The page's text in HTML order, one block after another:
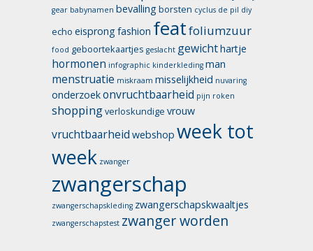
gear babynamen bevalling borsten cyclus de pil diy
echo eisprong fashion featfoliumzuur
food geboortekaartjes geslacht gewichthartje
hormonen infographic kinderkleding man
menstruatie miskraam misselijkheid nuvaring
onderzoekonvruchtbaarheid pijn roken
shoppingverloskundige vrouw
vruchtbaarheid webshop week tot
week zwanger
zwangerschap
zwangerschapskleding zwangerschapskwaaltjes
zwangerschapstest zwanger worden